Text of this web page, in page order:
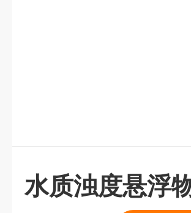
水质浊度悬浮